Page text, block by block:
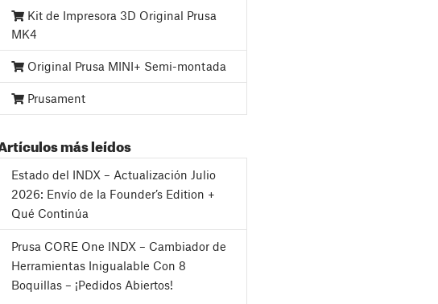
Kit de Impresora 3D Original Prusa
MK4
Original Prusa MINI+ Semi-montada
Prusament
más leídos
Estado del INDX – Actualización Julio
2026: Envío de la Founder’s Edition +
Qué Continúa
Prusa CORE One INDX – Cambiador de
Herramientas Inigualable Con 8
Boquillas – ¡Pedidos Abiertos!